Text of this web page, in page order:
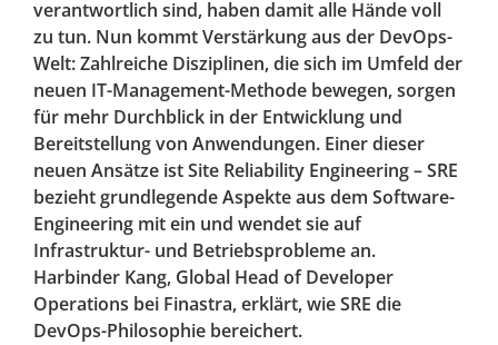
verantwortlich sind, haben damit alle Hände voll
zu tun. Nun kommt Verstärkung aus der DevOps-
Welt: Zahlreiche Disziplinen, die sich im Umfeld der
neuen IT-Management-Methode bewegen, sorgen
für mehr Durchblick in der Entwicklung und
Bereitstellung von Anwendungen. Einer dieser
neuen Ansätze ist Site Reliability Engineering – SRE
bezieht grundlegende Aspekte aus dem Software-
Engineering mit ein und wendet sie auf
Infrastruktur- und Betriebsprobleme an.
Harbinder Kang, Global Head of Developer
Operations bei Finastra, erklärt, wie SRE die
DevOps-Philosophie bereichert.